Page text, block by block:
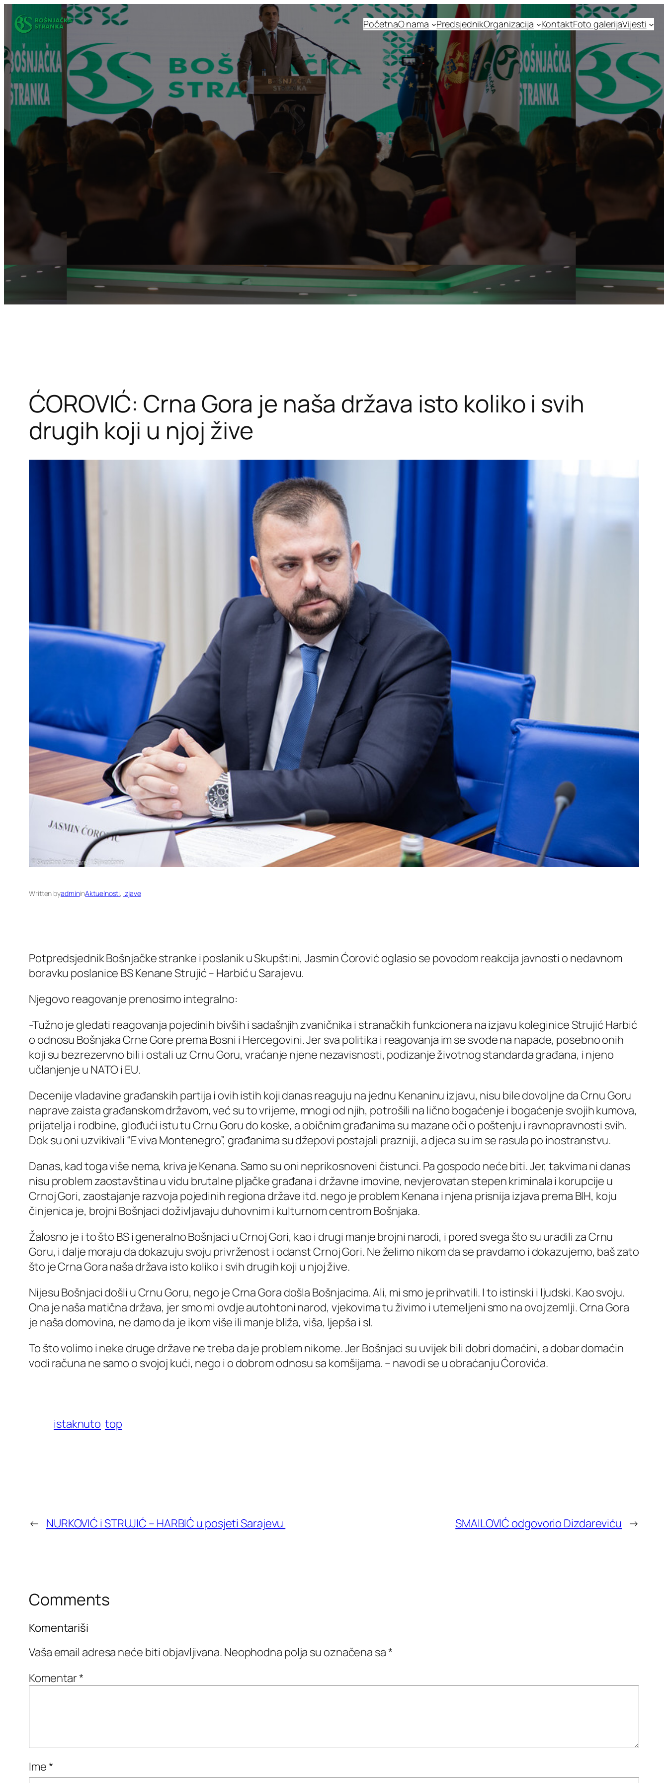
Idi
na
sadržaj
PočetnaO nama PredsjednikOrganizacija KontaktFoto galerijaVijesti
ĆOROVIĆ: Crna Gora je naša država isto koliko i svih
drugih koji u njoj žive
Written byadmininAktuelnosti, Izjave
Potpredsjednik Bošnjačke stranke i poslanik u Skupštini, Jasmin Ćorović oglasio se povodom reakcija javnosti o nedavnom
boravku poslanice BS Kenane Strujić – Harbić u Sarajevu.
Njegovo reagovanje prenosimo integralno:
-Tužno je gledati reagovanja pojedinih bivših i sadašnjih zvaničnika i stranačkih funkcionera na izjavu koleginice Strujić Harbić
o odnosu Bošnjaka Crne Gore prema Bosni i Hercegovini. Jer sva politika i reagovanja im se svode na napade, posebno onih
koji su bezrezervno bili i ostali uz Crnu Goru, vraćanje njene nezavisnosti, podizanje životnog standarda građana, i njeno
učlanjenje u NATO i EU.
Decenije vladavine građanskih partija i ovih istih koji danas reaguju na jednu Kenaninu izjavu, nisu bile dovoljne da Crnu Goru
naprave zaista građanskom državom, već su to vrijeme, mnogi od njih, potrošili na lično bogaćenje i bogaćenje svojih kumova,
prijatelja i rodbine, glođući istu tu Crnu Goru do koske, a običnim građanima su mazane oči o poštenju i ravnopravnosti svih.
Dok su oni uzvikivali “E viva Montenegro”, građanima su džepovi postajali prazniji, a djeca su im se rasula po inostranstvu.
Danas, kad toga više nema, kriva je Kenana. Samo su oni neprikosnoveni čistunci. Pa gospodo neće biti. Jer, takvima ni danas
nisu problem zaostavština u vidu brutalne pljačke građana i državne imovine, nevjerovatan stepen kriminala i korupcije u
Crnoj Gori, zaostajanje razvoja pojedinih regiona države itd. nego je problem Kenana i njena prisnija izjava prema BIH, koju
činjenica je, brojni Bošnjaci doživljavaju duhovnim i kulturnom centrom Bošnjaka.
Žalosno je i to što BS i generalno Bošnjaci u Crnoj Gori, kao i drugi manje brojni narodi, i pored svega što su uradili za Crnu
Goru, i dalje moraju da dokazuju svoju privrženost i odanst Crnoj Gori. Ne želimo nikom da se pravdamo i dokazujemo, baš zato
što je Crna Gora naša država isto koliko i svih drugih koji u njoj žive.
Nijesu Bošnjaci došli u Crnu Goru, nego je Crna Gora došla Bošnjacima. Ali, mi smo je prihvatili. I to istinski i ljudski. Kao svoju.
Ona je naša matična država, jer smo mi ovdje autohtoni narod, vjekovima tu živimo i utemeljeni smo na ovoj zemlji. Crna Gora
je naša domovina, ne damo da je ikom više ili manje bliža, viša, ljepša i sl.
To što volimo i neke druge države ne treba da je problem nikome. Jer Bošnjaci su uvijek bili dobri domaćini, a dobar domaćin
vodi računa ne samo o svojoj kući, nego i o dobrom odnosu sa komšijama. – navodi se u obraćanju Ćorovića.
istaknuto top
← NURKOVIĆ i STRUJIĆ – HARBIĆ u posjeti Sarajevu SMAILOVIĆ odgovorio Dizdareviću →
Comments
Komentariši
Vaša email adresa neće biti objavljivana. Neophodna polja su označena sa*
Komentar*
Ime*